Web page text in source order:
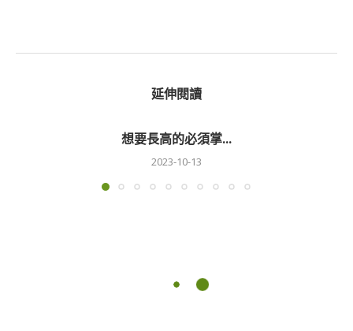
延伸閱讀
想要長高的必須掌...
2023-10-13